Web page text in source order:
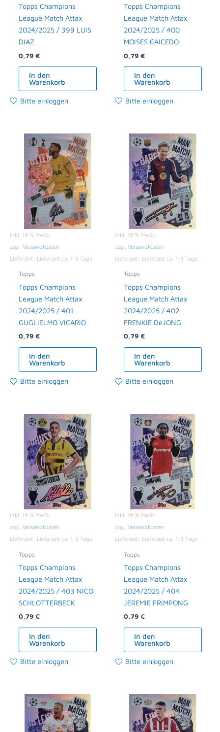
Topps Champions
League Match Attax
2024/2025 / 399 LUIS
DIAZ
0,79 €
In den
Warenkorb
Bitte einloggen
Topps Champions
League Match Attax
2024/2025 / 400
MOISES CAICEDO
0,79 €
In den
Warenkorb
Bitte einloggen
inkl. 19 % MwSt.
zzgl. Versandkosten
Lieferzeit: Lieferzeit ca. 1-3 Tage
Topps
Topps Champions
League Match Attax
2024/2025 / 401
GUGLIELMO VICARIO
0,79 €
In den
Warenkorb
Bitte einloggen
inkl. 19 % MwSt.
zzgl. Versandkosten
Lieferzeit: Lieferzeit ca. 1-3 Tage
Topps
Topps Champions
League Match Attax
2024/2025 / 402
FRENKIE DeJONG
0,79 €
In den
Warenkorb
Bitte einloggen
inkl. 19 % MwSt.
zzgl. Versandkosten
Lieferzeit: Lieferzeit ca. 1-3 Tage
Topps
Topps Champions
League Match Attax
2024/2025 / 403 NICO
SCHLOTTERBECK
0,79 €
In den
Warenkorb
Bitte einloggen
inkl. 19 % MwSt.
zzgl. Versandkosten
Lieferzeit: Lieferzeit ca. 1-3 Tage
Topps
Topps Champions
League Match Attax
2024/2025 / 404
JEREMIE FRIMPONG
0,79 €
In den
Warenkorb
Bitte einloggen